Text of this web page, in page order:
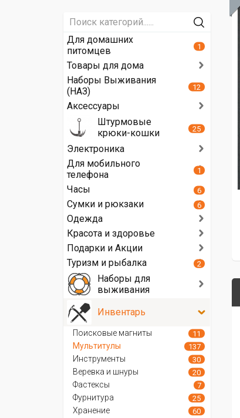
Для домашних
питомцев
1
Товары для дома
Наборы Выживания
(НАЗ)
12
Аксессуары
Штурмовые
крюки-кошки
25
Электроника
Для мобильного
телефона
1
Часы 6
Сумки и рюкзаки 6
Одежда
Красота и здоровье
Подарки и Акции
Туризм и рыбалка
2
Наборы для
выживания
Инвентарь
Поисковые магниты 11
Мультитулы 137
Инструменты 30
Веревка и шнуры 20
Фастексы 7
Фурнитура 25
Хранение 60